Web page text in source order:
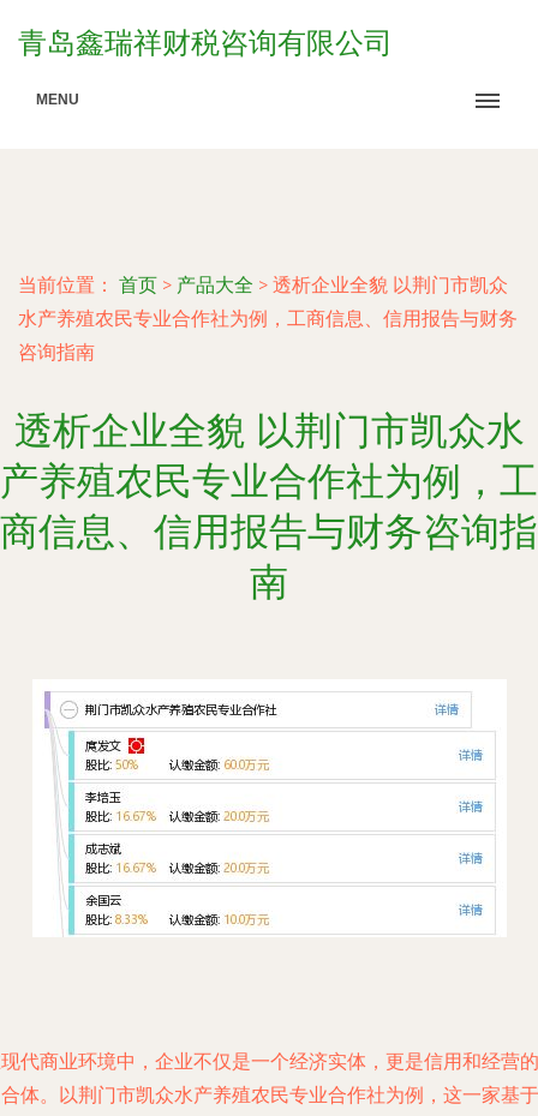
青岛鑫瑞祥财税咨询有限公司
MENU
当前位置： 首页 > 产品大全 > 透析企业全貌 以荆门市凯众
水产养殖农民专业合作社为例，工商信息、信用报告与财务
咨询指南
透析企业全貌 以荆门市凯众水
产养殖农民专业合作社为例，工
商信息、信用报告与财务咨询指
南
代商业环境中，企业不仅是一个经济实体，更是信用和经营的
体。以荆门市凯众水产养殖农民专业合作社为例，这一家基于